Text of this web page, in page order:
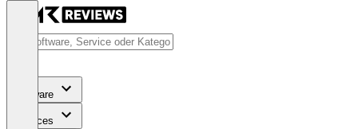
Software
Services